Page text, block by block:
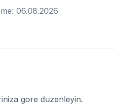
06.08.2026
gore duzenleyin.